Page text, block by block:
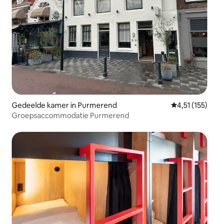
Gedeelde kamer in Purmerend Gemiddelde
4,51 (155)
Groepsaccommodatie Purmerend